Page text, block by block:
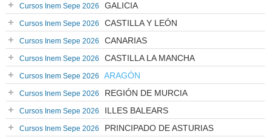
Cursos Inem Sepe 2026 GALICIA
Cursos Inem Sepe 2026 CASTILLA Y LEÓN
Cursos Inem Sepe 2026 CANARIAS
Cursos Inem Sepe 2026 CASTILLA LA MANCHA
Cursos Inem Sepe 2026 ARAGÓN
Cursos Inem Sepe 2026 REGIÓN DE MURCIA
Cursos Inem Sepe 2026 ILLES BALEARS
Cursos Inem Sepe 2026 PRINCIPADO DE ASTURIAS